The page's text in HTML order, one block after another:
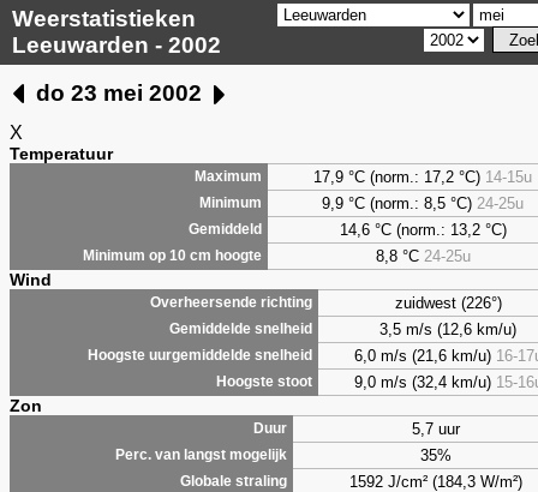
Weerstatistieken
Leeuwarden - 2002
do 23 mei 2002
X
Temperatuur
Maximum 17,9 °C (norm.: 17,2 °C) 14-15u
Minimum 9,9 °C (norm.: 8,5 °C) 24-25u
Gemiddeld 14,6 °C (norm.: 13,2 °C)
Minimum op 10 cm hoogte 8,8°C 24-25u
Wind
Overheersende richting zuidwest (226°)
Gemiddelde snelheid 3,5 m/s (12,6 km/u)
Hoogste uurgemiddelde snelheid 6,0 m/s (21,6 km/u) 16-
Hoogste stoot 9,0 m/s (32,4 km/u) 15-
Zon
Duur 5,7 uur
Perc. van langst mogelijk 35%
Globale straling 1592 J/cm² (184,3 W/m²)